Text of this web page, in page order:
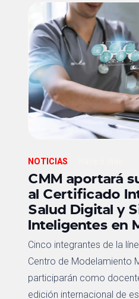
NOTICIAS
CMM aportará
al Certificado
Salud Digital y
Inteligentes en
Cinco integrantes de la
Centro de Modelamiento
participarán como
edición internacional de